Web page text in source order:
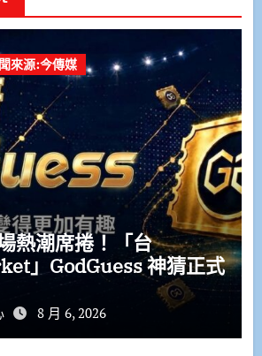
來源:今傳媒
熱潮席捲！「台
」GodGuess 神猜正式
8 月 6, 2026